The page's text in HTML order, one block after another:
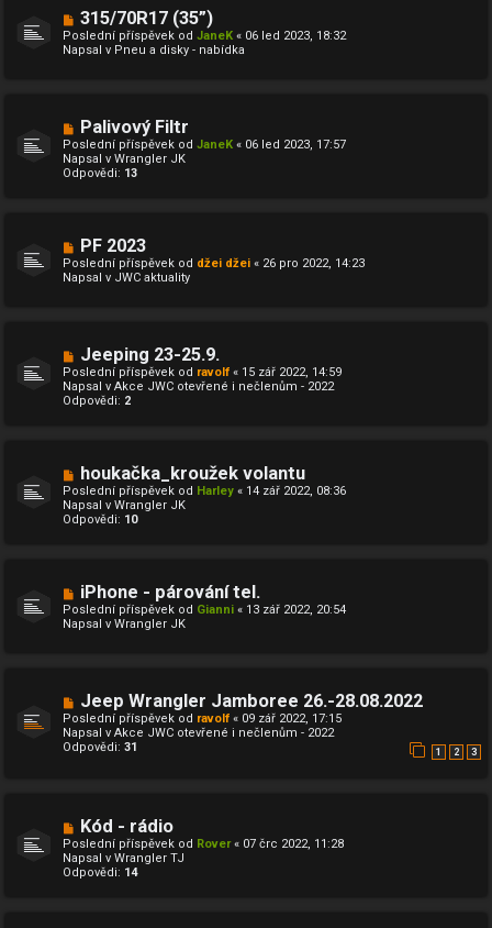
p
ě
v
e
N
o
v
ý
ě
v
e
315/70R17 (35”)
Poslední příspěvek od JaneK « 06 led 2023, 18:32
Napsal v Pneu a disky - nabídka
N
o
v
ý
p
p
ě
v
e
Palivový Filtr
Poslední příspěvek od JaneK « 06 led 2023, 17:57
Napsal v Wrangler JK
Odpovědi: 13
N
o
v
ý
p
ě
v
e
PF 2023
Poslední příspěvek od džei džei « 26 pro 2022, 14:23
Napsal v JWC aktuality
o
v
ý
p
p
ě
v
e
k
Jeeping 23-25.9.
Poslední příspěvek od ravolf « 15 zář 2022, 14:59
Napsal v Akce JWC otevřené i nečlenům - 2022
Odpovědi: 2
N
o
v
ý
p
p
ě
v
e
houkačka_kroužek volantu
Poslední příspěvek od Harley « 14 zář 2022, 08:36
Napsal v Wrangler JK
Odpovědi: 10
N
o
v
ý
p
ě
v
e
iPhone - párování tel.
Poslední příspěvek od Gianni « 13 zář 2022, 20:54
Napsal v Wrangler JK
o
v
ý
p
v
e
k
Jeep Wrangler Jamboree 26.-28.08.2022
Poslední příspěvek od ravolf « 09 zář 2022, 17:15
Napsal v Akce JWC otevřené i nečlenům - 2022
Odpovědi: 31 1 2 3
N
o
v
ý
p
Kód - rádio
Poslední příspěvek od Rover« 07 črc 2022, 11:28
Napsal v Wrangler TJ
Odpovědi: 14